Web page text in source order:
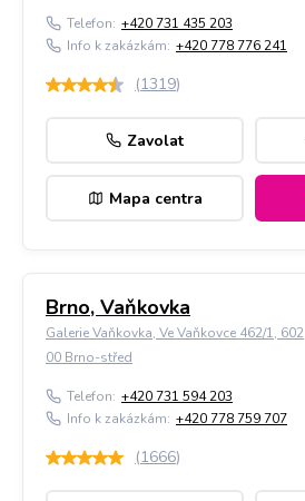
Telefon: +420 731 435 203
Info k zakázkám: +420 778 776 241
(1319)
Zavolat
Mapa centra
Brno, Vaňkovka
Galerie Vaňkovka, Ve Vaňkovce 462/1, 602
00 Brno-střed
Telefon: +420 731 594 203
Info k zakázkám: +420 778 759 707
(1666)